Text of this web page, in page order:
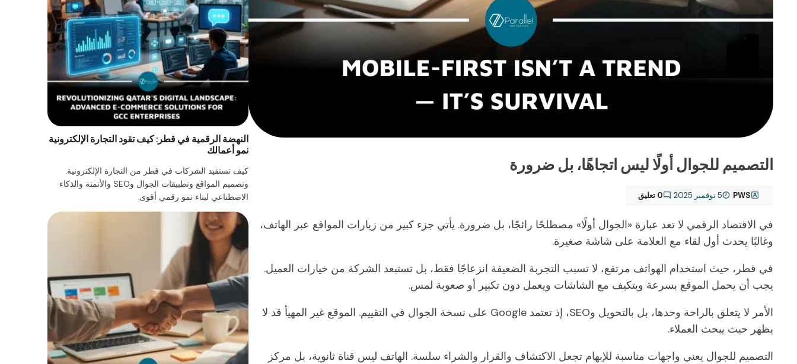
التصميم للجوال أولًا ليس اتجاهًا، بل ضرورة
PWS 5 نوفمبر 2025 0 تعليق
في الاقتصاد الرقمي لا تعد عبارة «الجوال أولًا» مصطلحًا رائجًا، بل ضرورة. يأتي جزء كبير من زيارات المواقع عبر الهاتف،
وغالبًا يحدث أول لقاء مع العلامة على شاشة صغيرة.
في قطر، حيث استخدام الهواتف مرتفع، لا تسبب التجربة الضعيفة انزعاجًا فقط، بل تستبعد الشركة من خيارات العميل.
يجب أن يحمل الموقع بسرعة ويتكيف مع الشاشات ويعمل دون تكبير أو صعوبة لمس.
الأمر لا يتعلق بالراحة وحدها، بل بالتحويل وSEO، إذ تعتمد Google على نسخة الجوال في التقييم. الموقع غير المهيأ قد لا
يظهر حيث يبحث العملاء.
التصميم للجوال يعني واجهات مناسبة للإبهام تجعل الاكتشاف والقرار والشراء سلسة. الهاتف ليس قناة ثانوية، بل مركز
النهضة الرقمية في قطر: كيف تقود التجارة الإلكترونية
نمو أعمالك
كيف تستفيد الشركات في قطر من التجارة الإلكترونية
وتصميم المواقع وتطبيقات الجوال وSEO والأتمتة والذكاء
الاصطناعي لبناء نمو رقمي أقوى.